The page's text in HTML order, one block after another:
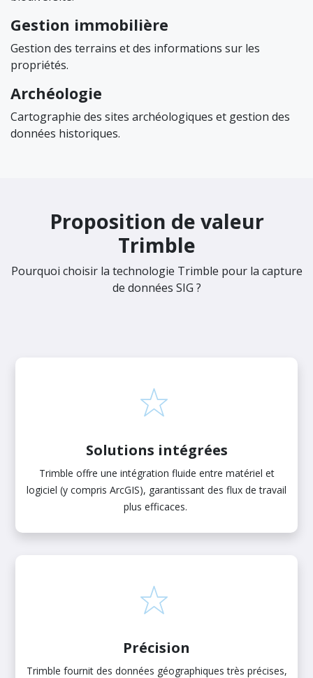
Gestion immobilière
Gestion des terrains et des informations sur les
propriétés.
Archéologie
Cartographie des sites archéologiques et gestion des
données historiques.
Proposition de valeur
Trimble
Pourquoi choisir la technologie Trimble pour la capture
de données SIG ?
Solutions intégrées
Trimble offre une intégration fluide entre matériel et
logiciel (y compris ArcGIS), garantissant des flux de travail
plus efficaces.
Précision
Trimble fournit des données géographiques très précises,